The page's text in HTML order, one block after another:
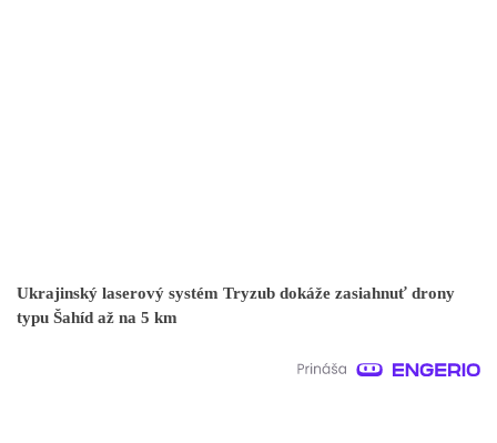
Ukrajinský laserový systém Tryzub dokáže zasiahnuť drony
typu Šahíd až na 5 km